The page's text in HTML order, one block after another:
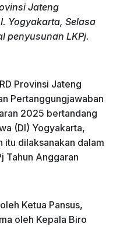
ai
l
ar
e
Jateng
Yogyakarta, Selasa
penyusunan LKPj.
Provinsi Jateng
Pertanggungjawaban
2025 bertandang
(DI) Yogyakarta,
dilaksanakan dalam
Tahun Anggaran
Ketua Pansus,
oleh Kepala Biro